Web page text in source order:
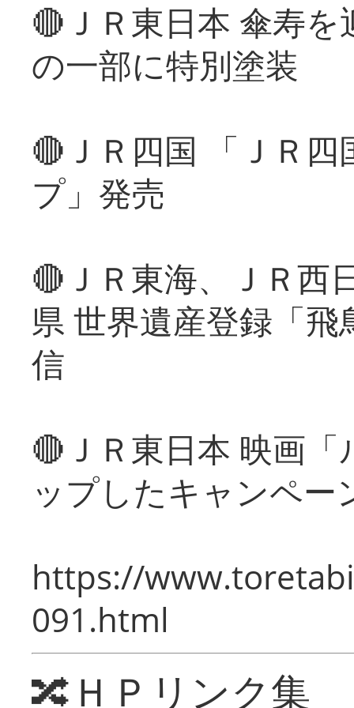
🔴ＪＲ東日本 傘寿
の一部に特別塗装
🔴ＪＲ四国 「ＪＲ
プ」発売
🔴ＪＲ東海、ＪＲ西
県 世界遺産登録「
信
🔴ＪＲ東日本 映画
ップしたキャンペー
https://
091.html
🔀ＨＰリンク集